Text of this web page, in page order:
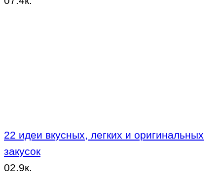
22 идеи вкусных, легких и оригинальных
закусок
02.9к.